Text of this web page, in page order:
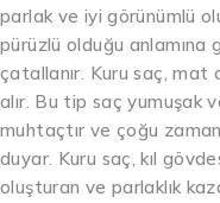
parlak ve iyi görünümlü
pürüzlü olduğu anlamına
çatallanır. Kuru saç, mat
alır. Bu tip saç yumuşak
muhtaçtır ve çoğu
duyar. Kuru saç, kıl
oluşturan ve parlaklık